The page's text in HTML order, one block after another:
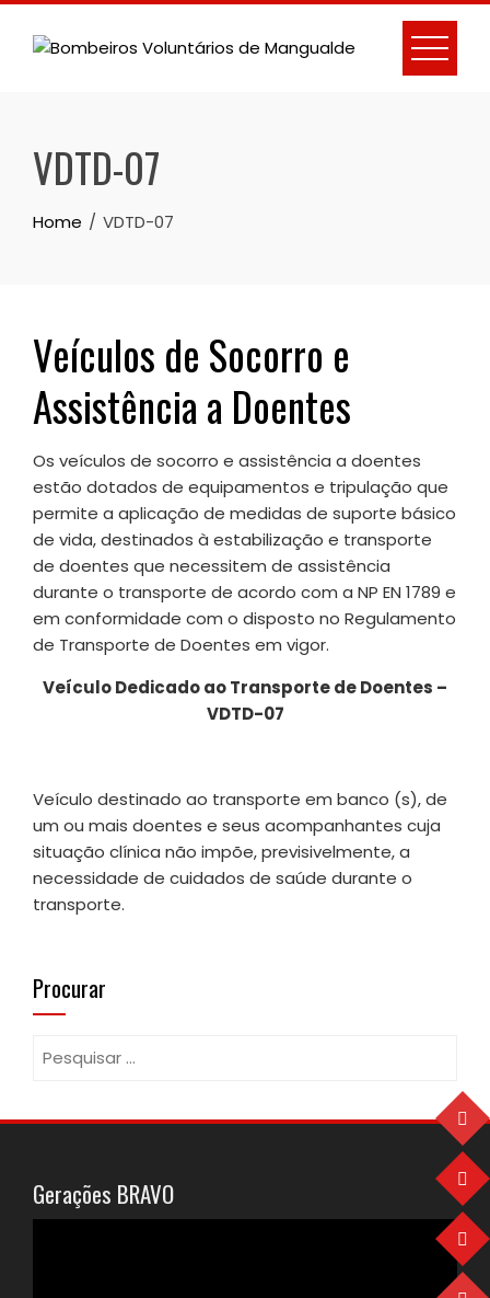
Skip
VDTD-07
Home VDTD-07
Veículos de Socorro e
Assistência a Doentes
Os veículos de socorro e assistência a doentes
estão dotados de equipamentos e tripulação que
permite a aplicação de medidas de suporte básico
de vida, destinados à estabilização e transporte
de doentes que necessitem de assistência
durante o transporte de acordo com a NP EN 1789 e
em conformidade com o disposto no Regulamento
de Transporte de Doentes em vigor.
Veículo Dedicado ao Transporte de Doentes –
VDTD-07
Veículo destinado ao transporte em banco (s), de
um ou mais doentes e seus acompanhantes cuja
situação clínica não impõe, previsivelmente, a
necessidade de cuidados de saúde durante o
transporte.
Procurar
Pesquisar
Gerações BRAVO